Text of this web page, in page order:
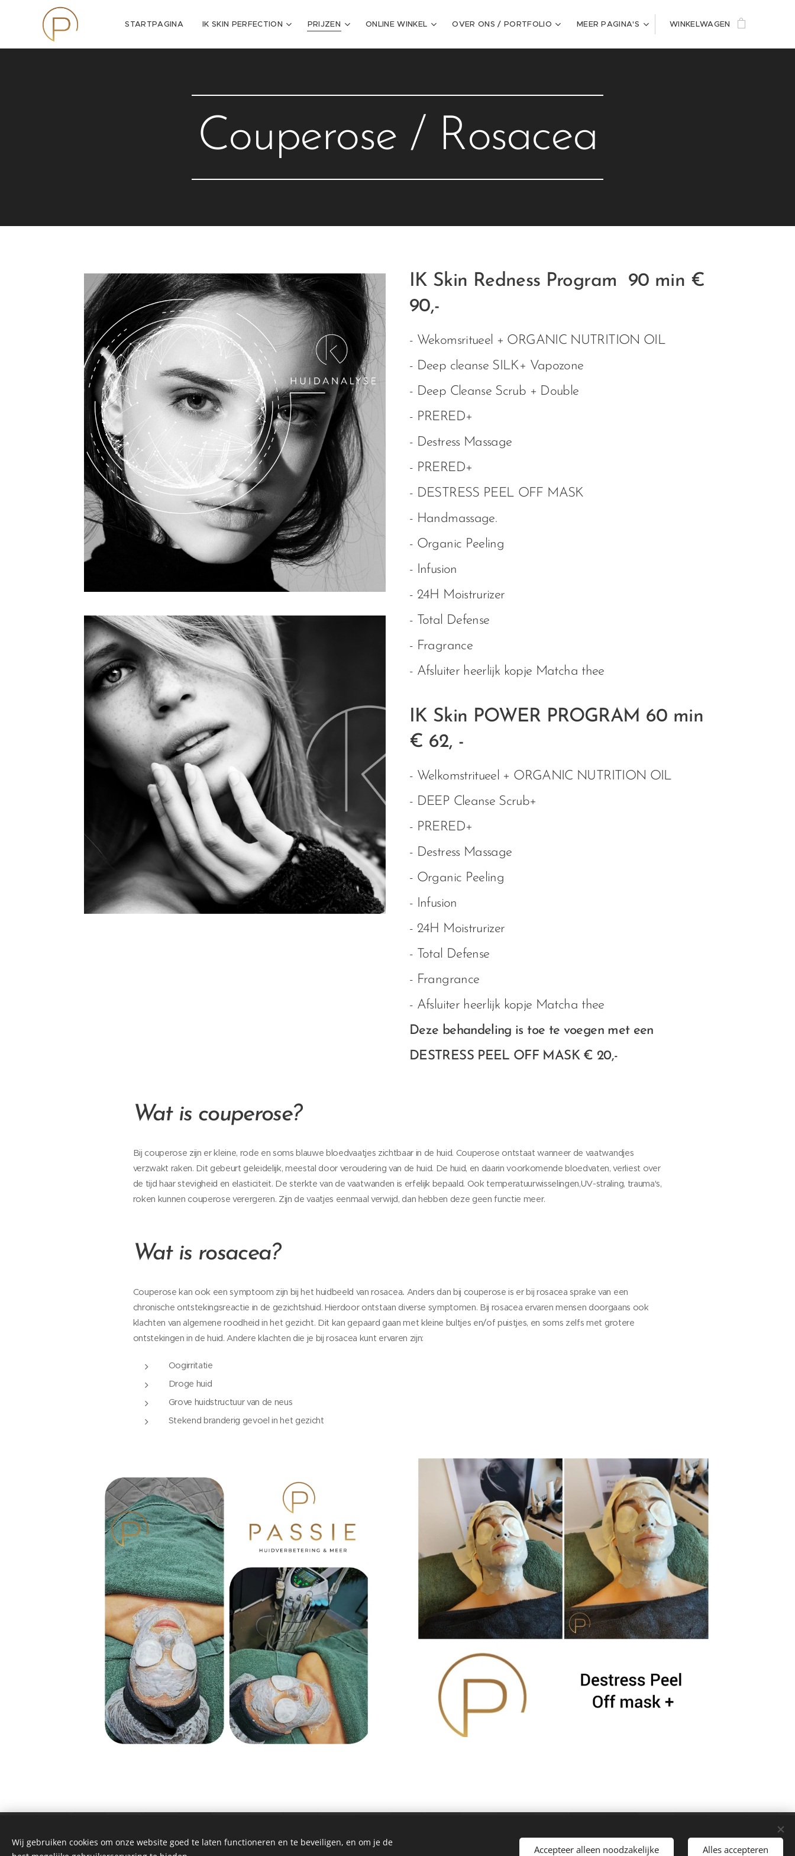
STARTPAGINA IK SKIN PERFECTION PRIJZEN ONLINE WINKEL OVER ONS / PORTFOLIO MEER PAGINA'S WINKELWAGEN
Couperose / Rosacea
IK Skin Redness Program 90 min €
90,-
- Wekomsritueel + ORGANIC NUTRITION OIL
- Deep cleanse SILK+ Vapozone
- Deep Cleanse Scrub + Double
- PRERED+
- Destress Massage
- PRERED+
- DESTRESS PEEL OFF MASK
- Handmassage.
- Organic Peeling
- Infusion
- 24H Moistrurizer
- Total Defense
- Fragrance
- Afsluiter heerlijk kopje Matcha thee
IK Skin POWER PROGRAM 60 min
€ 62, -
- Welkomstritueel + ORGANIC NUTRITION OIL
- DEEP Cleanse Scrub+
- PRERED+
- Destress Massage
- Organic Peeling
- Infusion
- 24H Moistrurizer
- Total Defense
- Frangrance
- Afsluiter heerlijk kopje Matcha thee
Deze behandeling is toe te voegen met een
DESTRESS PEEL OFF MASK € 20,-
Wat is couperose?
Bij couperose zijn er kleine, rode en soms blauwe bloedvaatjes zichtbaar in de huid. Couperose ontstaat wanneer de vaatwandjes
verzwakt raken. Dit gebeurt geleidelijk, meestal door veroudering van de huid. De huid, en daarin voorkomende bloedvaten, verliest over
de tijd haar stevigheid en elasticiteit. De sterkte van de vaatwanden is erfelijk bepaald. Ook temperatuurwisselingen,UV-straling, trauma's,
roken kunnen couperose verergeren. Zijn de vaatjes eenmaal verwijd, dan hebben deze geen functie meer.
Wat is rosacea?
Couperose kan ook een symptoom zijn bij het huidbeeld van rosacea. Anders dan bij couperose is er bij rosacea sprake van een
chronische ontstekingsreactie in de gezichtshuid. Hierdoor ontstaan diverse symptomen. Bij rosacea ervaren mensen doorgaans ook
klachten van algemene roodheid in het gezicht. Dit kan gepaard gaan met kleine bultjes en/of puistjes, en soms zelfs met grotere
ontstekingen in de huid. Andere klachten die je bij rosacea kunt ervaren zijn:
Oogirritatie
Droge huid
Grove huidstructuur van de neus
Stekend branderig gevoel in het gezicht
Passie huidverbetering & Meer
Wij gebruiken cookies om onze website goed te laten functioneren en te beveiligen, en om je de
Accepteer alleen noodzakelijke Alles accepteren